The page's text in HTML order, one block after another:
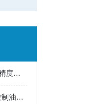
PARKER比例换向阀具有高精度及高重复性的流量调节功能
HDYAC比例换向阀是如何控制油路连通、断开或改变液流方向